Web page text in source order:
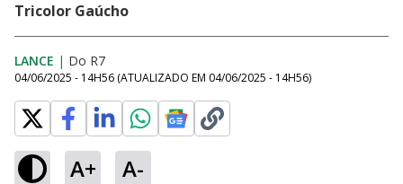
Tricolor Gaúcho
LANCE | Do R7
04/06/2025 - 14H56 (ATUALIZADO EM 04/06/2025 - 14H56)
A+ A-